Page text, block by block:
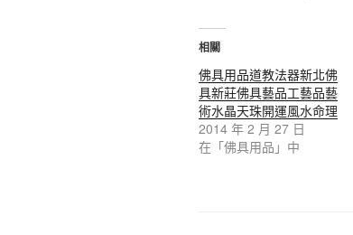
相關
佛具用品道教法器新北佛
具新莊佛具藝品工藝品藝
術水晶天珠開運風水命理
2014 年 2 月 27 日
在「佛具用品」中